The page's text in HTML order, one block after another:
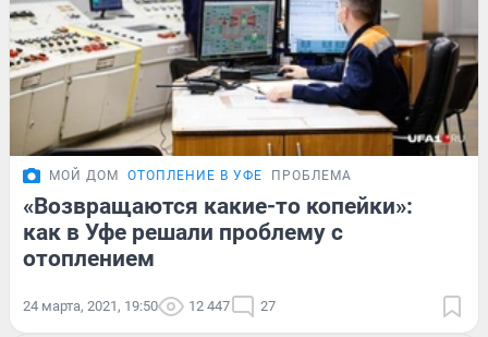
МОЙ ДОМ ОТОПЛЕНИЕ В УФЕ ПРОБЛЕМА
«Возвращаются какие-то копейки»:
как в Уфе решали проблему с
отоплением
24 марта, 2021, 19:50 12 447 27